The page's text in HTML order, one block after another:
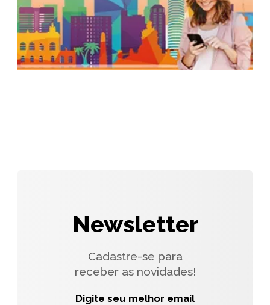
Newsletter
Cadastre-se para
receber as novidades!
Digite seu melhor email